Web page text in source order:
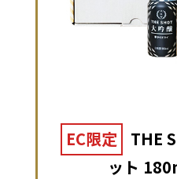
EC限定
THE
ット